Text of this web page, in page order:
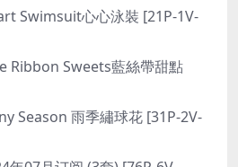
Swimsuit心心泳裝 [21P-1V-
Ribbon Sweets藍絲帶甜點
Season 雨季繡球花 [31P-2V-